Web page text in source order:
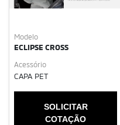
Modelo
ECLIPSE CROSS
Acessório
CAPA PET
SOLICITAR
COTAÇÃO